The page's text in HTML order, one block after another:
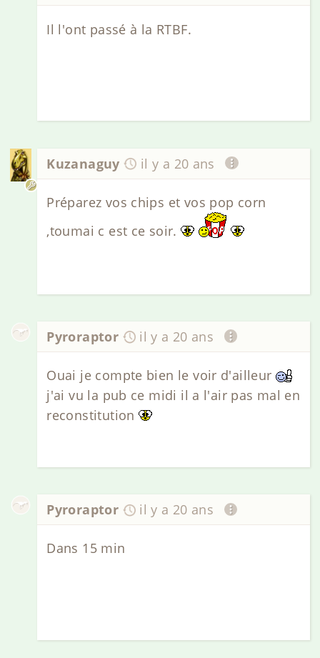
Il l'ont passé à la RTBF.
Kuzanaguy il y a 20 ans
Préparez vos chips et vos pop corn
,toumai c est ce soir.
Pyroraptor il y a 20 ans
Ouai je compte bien le voir d'ailleur
j'ai vu la pub ce midi il a l'air pas mal en
reconstitution
Pyroraptor il y a 20 ans
Dans 15 min